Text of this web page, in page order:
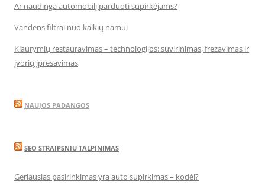
Ar naudinga automobilį parduoti supirkėjams?
Vandens filtrai nuo kalkių namui
Kiaurymių restauravimas – technologijos: suvirinimas, frezavimas ir
įvorių įpresavimas
NAUJOS PADANGOS
SEO STRAIPSNIU TALPINIMAS
Geriausias pasirinkimas yra auto supirkimas – kodėl?